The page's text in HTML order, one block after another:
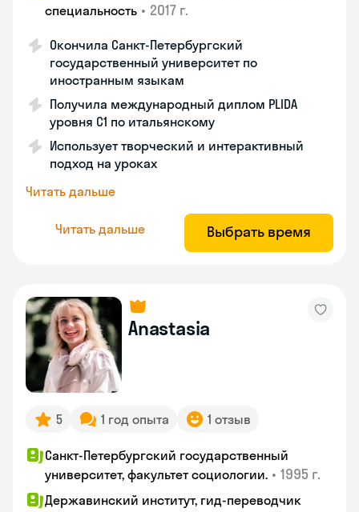
специальность • 2017 г.
Окончила Санкт-Петербургский
государственный университет по
иностранным языкам
Получила международный диплом PLIDA
уровня С1 по итальянскому
Использует творческий и интерактивный
подход на уроках
Читать дальше
Читать дальше Выбрать время
Anastasia
5 1 год опыта 1 отзыв
Санкт-Петербургский государственный
университет, факультет социологии. • 1995 г.
Державинский институт, гид-переводчик